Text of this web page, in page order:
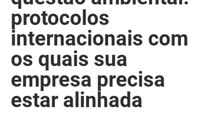
protocolos
internacionais com
os quais sua
empresa precisa
estar alinhada